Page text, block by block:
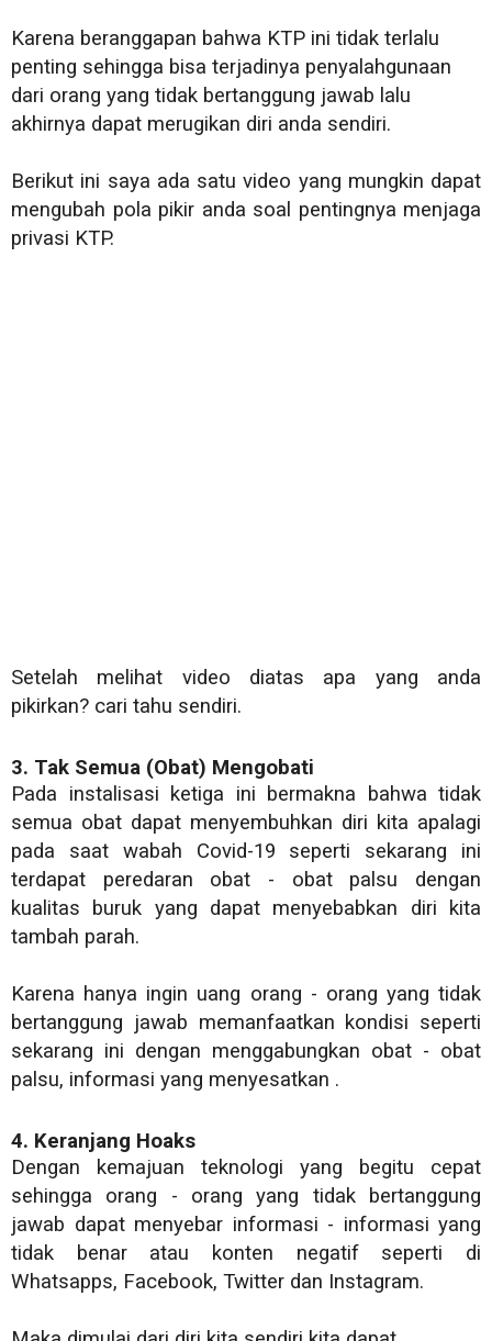
Karena beranggapan bahwa KTP ini tidak terlalu
penting sehingga bisa terjadinya penyalahgunaan
dari orang yang tidak bertanggung jawab lalu
akhirnya dapat merugikan diri anda sendiri.
Berikut ini saya ada satu video yang mungkin dapat
mengubah pola pikir anda soal pentingnya menjaga
privasi KTP.
Setelah melihat video diatas apa yang anda
pikirkan? cari tahu sendiri.
3. Tak Semua (Obat) Mengobati
Pada instalisasi ketiga ini bermakna bahwa tidak
semua obat dapat menyembuhkan diri kita apalagi
pada saat wabah Covid-19 seperti sekarang ini
terdapat peredaran obat - obat palsu dengan
kualitas buruk yang dapat menyebabkan diri kita
tambah parah.
Karena hanya ingin uang orang - orang yang tidak
bertanggung jawab memanfaatkan kondisi seperti
sekarang ini dengan menggabungkan obat - obat
palsu, informasi yang menyesatkan .
4. Keranjang Hoaks
Dengan kemajuan teknologi yang begitu cepat
sehingga orang - orang yang tidak bertanggung
jawab dapat menyebar informasi - informasi yang
tidak benar atau konten negatif seperti di
Whatsapps, Facebook, Twitter dan Instagram.